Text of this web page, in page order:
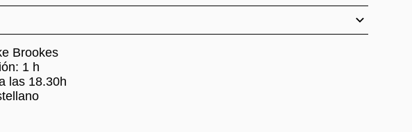
Brookes
1 h
las 18.30h